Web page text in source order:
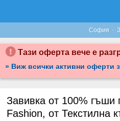
София ·
Тази оферта вече е
» Виж всички активни оферти
Завивка от 100% гъши
Fashion, от Текстилна